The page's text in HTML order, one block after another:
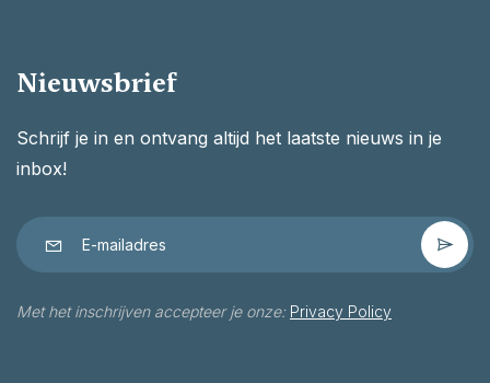
Nieuwsbrief
Schrijf je in en ontvang altijd het laatste nieuws in je
inbox!
Met het inschrijven accepteer je onze: Privacy Policy